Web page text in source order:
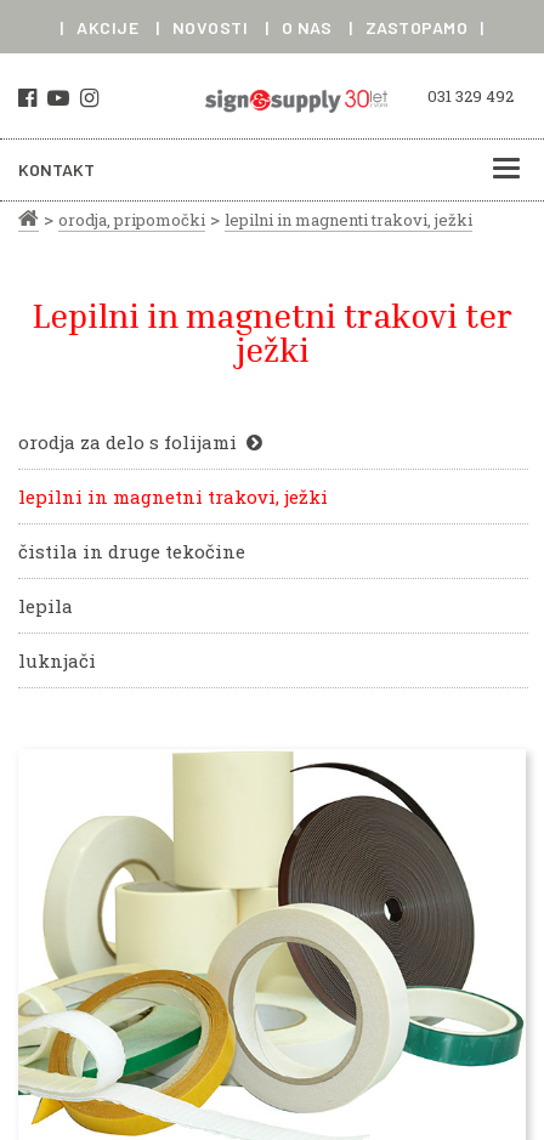
| AKCIJE | NOVOSTI | O NAS | ZASTOPAMO |
031 329 492
KONTAKT
> orodja, pripomočki > lepilni in magnenti trakovi, ježki
Lepilni in magnetni trakovi ter
ježki
orodja za delo s folijami
lepilni in magnetni trakovi, ježki
čistila in druge tekočine
lepila
luknjači